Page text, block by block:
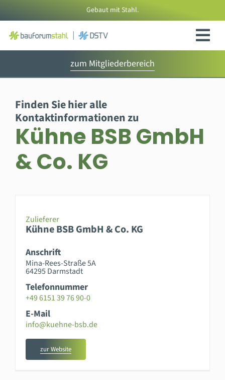
Inhalt
springen
Gebaut mit Stahl.
zum Mitgliederbereich
Finden Sie hier alle
Kontaktinformationen zu
Kühne BSB GmbH
& Co. KG
Zulieferer
Kühne BSB GmbH & Co. KG
Anschrift
Mina-Rees-Straße 5A
64295 Darmstadt
Telefonnummer
+49 6151 39 76 90-0
E-Mail
info@kuehne-bsb.de
zur Website